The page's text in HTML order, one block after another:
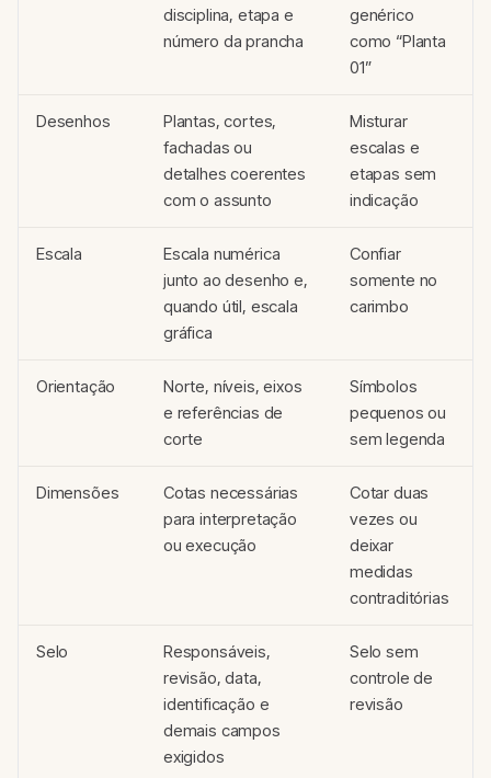
disciplina, etapa e
número da prancha
genérico
como “Planta
01”
Desenhos
Plantas, cortes,
fachadas ou
detalhes coerentes
com o assunto
Misturar
escalas e
etapas sem
indicação
Escala
Escala numérica
junto ao desenho e,
quando útil, escala
gráfica
Confiar
somente no
carimbo
Orientação
Norte, níveis, eixos
e referências de
corte
Símbolos
pequenos ou
sem legenda
Dimensões
Cotas necessárias
para interpretação
ou execução
Cotar duas
vezes ou
deixar
medidas
contraditórias
Selo
Responsáveis,
revisão, data,
identificação e
demais campos
exigidos
Selo sem
controle de
revisão